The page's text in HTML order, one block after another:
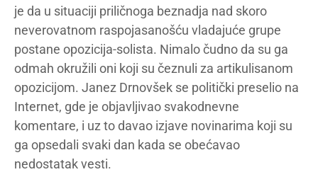
je da u situaciji priličnoga beznadja nad skoro
neverovatnom raspojasanošću vladajuće grupe
postane opozicija-solista. Nimalo čudno da su ga
odmah okružili oni koji su čeznuli za artikulisanom
opozicijom. Janez Drnovšek se politički preselio na
Internet, gde je objavljivao svakodnevne
komentare, i uz to davao izjave novinarima koji su
ga opsedali svaki dan kada se obećavao
nedostatak vesti.